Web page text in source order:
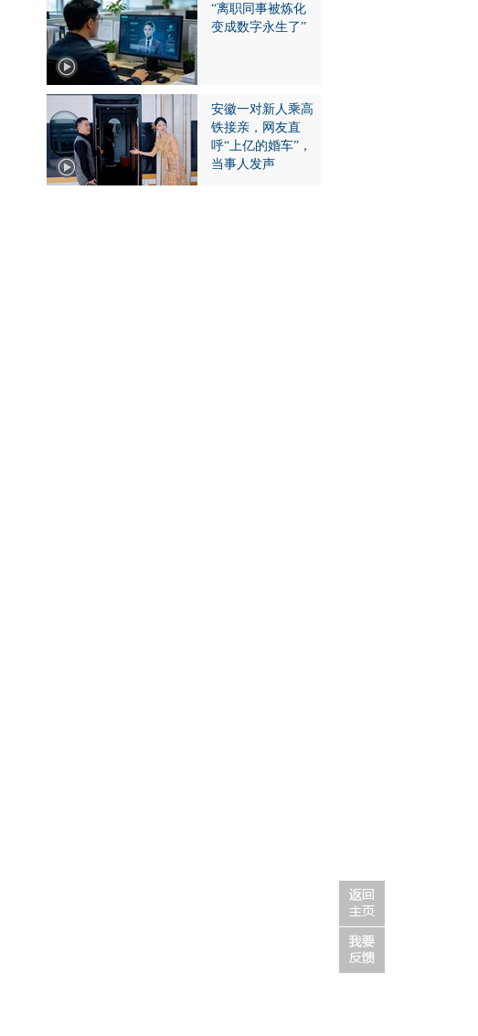
“离职同事被炼化
变成数字永生了”
安徽一对新人乘高
铁接亲，网友直
呼“上亿的婚车”，
当事人发声